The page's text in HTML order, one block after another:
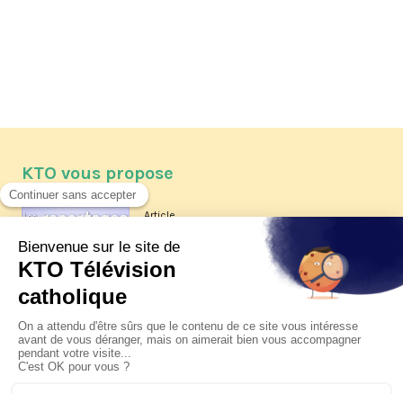
KTO vous propose
Article
Les reportages d'été 2026 de KTO
La visite pastorale du pape Léon
XIV à Assise à suivre sur KTO le
jeudi 6 août